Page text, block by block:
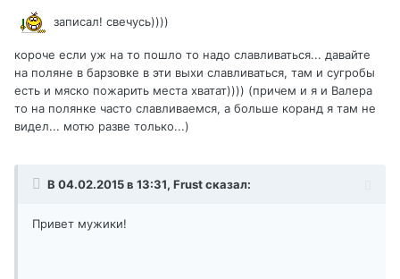
записал! свечусь))))
короче если уж на то пошло то надо славливаться... давайте
на поляне в барзовке в эти выхи славливаться, там и сугробы
есть и мяско пожарить места хватат)))) (причем и я и Валера
то на полянке часто славливаемся, а больше коранд я там не
видел... мотю разве только...)
В 04.02.2015 в 13:31, Frust сказал:
Привет мужики!